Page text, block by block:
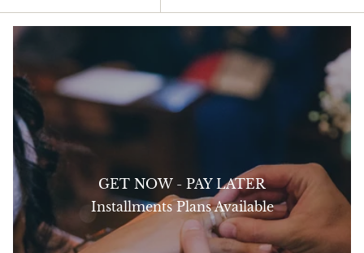
GET NOW - PAY LATER
Installments Plans Available